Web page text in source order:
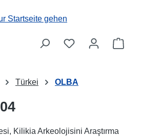
Türkei OLBA
Kilikia Arkeolojisini Araştırma